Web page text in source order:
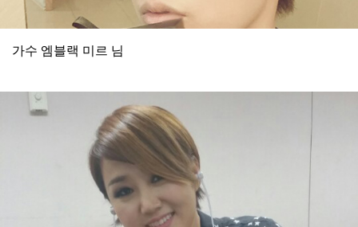
가수 엠블랙 미르 님